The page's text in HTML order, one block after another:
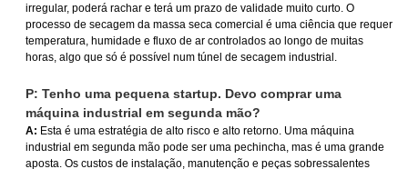
irregular, poderá rachar e terá um prazo de validade muito curto. O
processo de secagem da massa seca comercial é uma ciência que requer
temperatura, humidade e fluxo de ar controlados ao longo de muitas
horas, algo que só é possível num túnel de secagem industrial.
P: Tenho uma pequena startup. Devo comprar uma
máquina industrial em segunda mão?
A: Esta é uma estratégia de alto risco e alto retorno. Uma máquina
industrial em segunda mão pode ser uma pechincha, mas é uma grande
aposta. Os custos de instalação, manutenção e peças sobressalentes